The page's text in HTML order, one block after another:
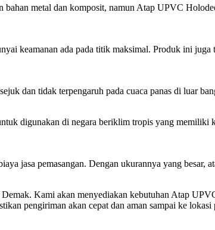
metal dan komposit, namun Atap UPVC
keamanan ada pada titik maksimal. Produk ini juga
dan tidak terpengaruh pada cuaca panas di luar
digunakan di negara beriklim tropis yang memiliki
jasa pemasangan. Dengan ukurannya yang besar,
Kami akan menyediakan kebutuhan Atap
pengiriman akan cepat dan aman sampai ke